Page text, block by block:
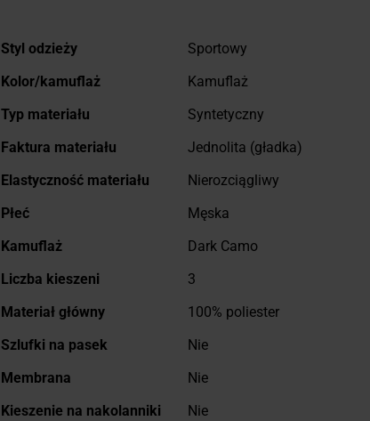
Więcej
Styl odzieży
Sportowy
Kolor/kamuflaż
Kamuflaż
Typ materiału
Syntetyczny
Faktura materiału
Jednolita (gładka)
Elastyczność materiału
Nierozciągliwy
Płeć
Męska
Kamuflaż
Dark Camo
Liczba kieszeni
3
Materiał główny
100% poliester
Szlufki na pasek
Nie
Membrana
Nie
Kieszenie na nakolanniki
Nie